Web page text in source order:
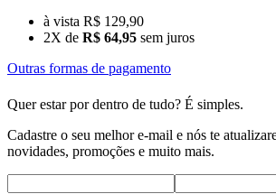
à vista R$ 129,90
2X de R$ 64,95 sem juros
Outras formas de pagamento
Quer estar por dentro de tudo? É simples.
Cadastre o seu melhor e-mail e nós te
novidades, promoções e muito mais.